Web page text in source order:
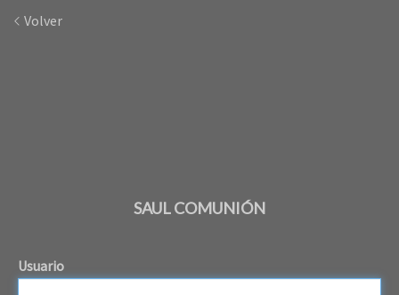
Volver
SAUL COMUNIÓN
Usuario